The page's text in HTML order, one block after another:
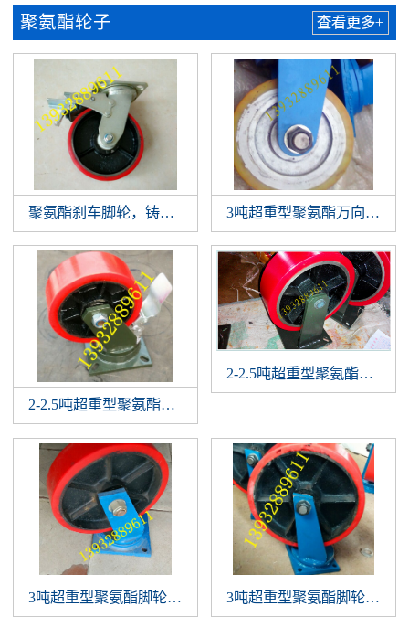
聚氨酯轮子 查看更多+
聚氨酯刹车脚轮，铸铁聚氨酯万向脚轮，铁芯聚氨酯刹车
3吨超重型聚氨酯万向脚轮
2-2.5吨超重型聚氨酯脚轮万向轮，特重型刹车聚氨酯万向
2-2.5吨超重型聚氨酯脚轮
3吨超重型聚氨酯脚轮万向轮，特重型聚氨酯万向脚轮
3吨超重型聚氨酯脚轮万向